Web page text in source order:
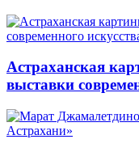
Астраханская
выставки